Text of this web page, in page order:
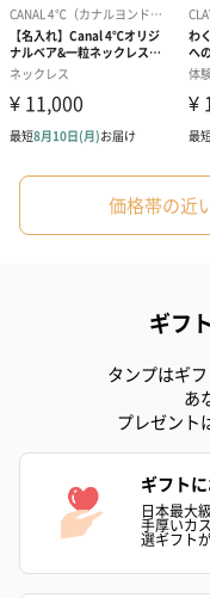
価格帯の近
ギフ
タンプはギ
あ
プレゼント
ギフト
日本最大
手厚いカ
選ギフト